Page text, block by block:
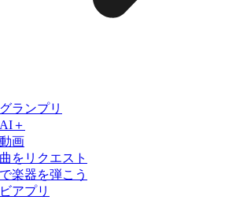
ランプリ
＋
画
をリクエスト
楽器を弾こう
アプリ